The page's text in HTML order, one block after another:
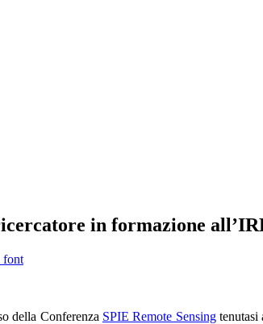
in formazione
font
della Conferenza SPIE Remote Sensingtenutasi